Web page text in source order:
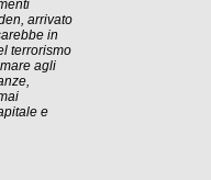
arrivato
in
terrorismo
agli
e